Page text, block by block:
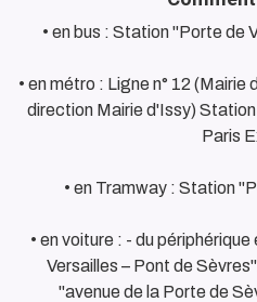
• en bus : Station "Porte de
• en métro : Ligne n° 12
direction Mairie d'Issy)
Paris
• en Tramway : Station
• en voiture : - du
Versailles – Pont de
"avenue de la Porte de